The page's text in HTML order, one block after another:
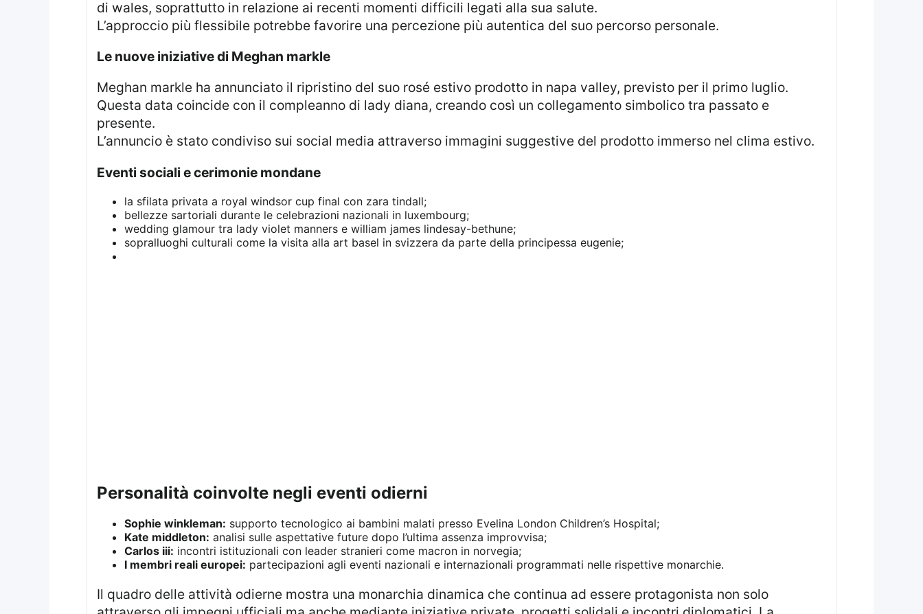
di wales, soprattutto in relazione ai recenti momenti difficili legati alla sua salute.
L’approccio più flessibile potrebbe favorire una percezione più autentica del suo percorso personale.
le nuove iniziative di Meghan markle
Meghan markle ha annunciato il ripristino del suo rosé estivo prodotto in napa valley, previsto per il primo luglio.
Questa data coincide con il compleanno di lady diana, creando così un collegamento simbolico tra passato e
presente.
L’annuncio è stato condiviso sui social media attraverso immagini suggestive del prodotto immerso nel clima estivo.
eventi sociali e cerimonie mondane
la sfilata privata a royal windsor cup final con zara tindall;
bellezze sartoriali durante le celebrazioni nazionali in luxembourg;
wedding glamour tra lady violet manners e william james lindesay-bethune;
sopralluoghi culturali come la visita alla art basel in svizzera da parte della principessa eugenie;
personalità coinvolte negli eventi odierni
Sophie winkleman: supporto tecnologico ai bambini malati presso Evelina London Children’s Hospital;
Kate middleton: analisi sulle aspettative future dopo l’ultima assenza improvvisa;
Carlos iii: incontri istituzionali con leader stranieri come macron in norvegia;
I membri reali europei: partecipazioni agli eventi nazionali e internazionali programmati nelle rispettive monarchie.
Il quadro delle attività odierne mostra una monarchia dinamica che continua ad essere protagonista non solo